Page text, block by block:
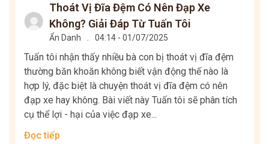
Thoát Vị Đĩa Đệm Có Nên Đạp Xe
Không? Giải Đáp Từ Tuấn Tôi
Ẩn Danh 04:14 - 01/07/2025
Tuấn tôi nhận thấy nhiều bà con bị thoát vị đĩa đệm
thường băn khoăn không biết vận động thế nào là
hợp lý, đặc biệt là chuyện thoát vị đĩa đệm có nên
đạp xe hay không. Bài viết này Tuấn tôi sẽ phân tích
cụ thể lợi - hại của việc đạp xe...
Đọc tiếp